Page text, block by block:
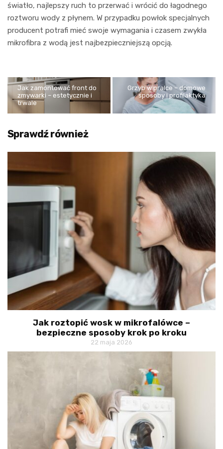
światło, najlepszy ruch to przerwać i wrócić do łagodnego
roztworu wody z płynem. W przypadku powłok specjalnych
producent potrafi mieć swoje wymagania i czasem zwykła
mikrofibra z wodą jest najbezpieczniejszą opcją.
Jak zamontować front do
zmywarki – estetycznie i
trwale
Grzyb w pralce – domowe
sposoby i profilaktyka
Sprawdź również
Jak roztopić wosk w mikrofalówce –
bezpieczne sposoby krok po kroku
22 maja 2026